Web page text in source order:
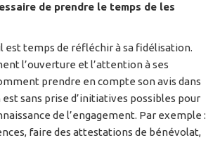
de prendre le temps de les
est temps de réfléchir à sa fidélisation.
l’ouverture et l’attention à ses
prendre en compte son avis dans
sans prise d’initiatives possibles pour
de l’engagement. Par exemple :
faire des attestations de bénévolat,